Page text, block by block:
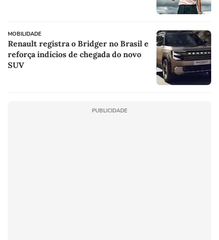
MOBILIDADE
Renault registra o Bridger no Brasil e
reforça indícios de chegada do novo
SUV
PUBLICIDADE